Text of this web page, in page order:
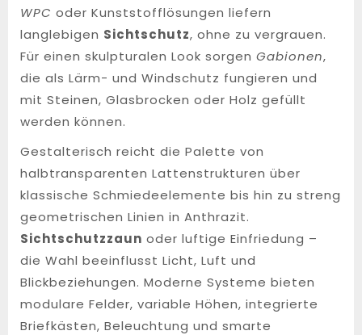
WPC oder Kunststofflösungen liefern
langlebigen Sichtschutz, ohne zu vergrauen.
Für einen skulpturalen Look sorgen Gabionen,
die als Lärm- und Windschutz fungieren und
mit Steinen, Glasbrocken oder Holz gefüllt
werden können.
Gestalterisch reicht die Palette von
halbtransparenten Lattenstrukturen über
klassische Schmiedeelemente bis hin zu streng
geometrischen Linien in Anthrazit.
Sichtschutzzaun oder luftige Einfriedung –
die Wahl beeinflusst Licht, Luft und
Blickbeziehungen. Moderne Systeme bieten
modulare Felder, variable Höhen, integrierte
Briefkästen, Beleuchtung und smarte